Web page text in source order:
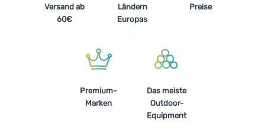
Versand ab
60€
Ländern
Europas
Preise
Premium-
Marken
Das meiste
Outdoor-
Equipment